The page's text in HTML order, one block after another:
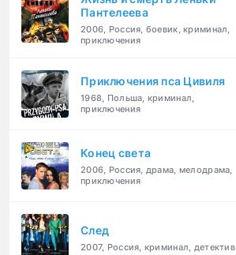
Пантелеева
2006, Россия, боевик, криминал,
приключения
Приключения пса Цивиля
1968, Польша, криминал,
приключения
Конец света
2006, Россия, драма, мелодрама,
приключения
След
2007, Россия, криминал, детектив